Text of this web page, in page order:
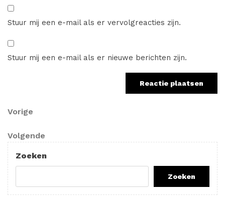
Stuur mij een e-mail als er vervolgreacties zijn.
Stuur mij een e-mail als er nieuwe berichten zijn.
Berichtnavigatie
Vorig
Vorige
Volgend
bericht
Volgende
Zoeken
Zoeken